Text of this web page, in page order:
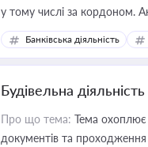
у тому числі за кордоном.
ризиків недійсності та
Банківська діяльність
Будівельна діяльність
Про що тема: Тема охоплює
документів та